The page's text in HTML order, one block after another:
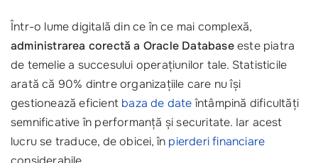
Într-o lume digitală din ce în ce mai complexă,
administrarea corectă a Oracle Databaseeste piatra
de temelie a succesului operațiunilor tale. Statisticile
arată că 90% dintre organizațiile care nu își
gestionează eficient baza de dateîntâmpină dificultăți
semnificative în performanță și securitate. Iar acest
lucru se traduce, de obicei, în pierderi financiare